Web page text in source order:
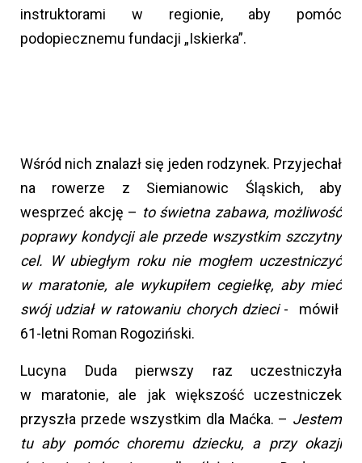
instruktorami w regionie, aby pomóc
podopiecznemu fundacji „Iskierka”.
Wśród nich znalazł się jeden rodzynek. Przyjechał
na rowerze z Siemianowic Śląskich, aby
wesprzeć akcję – to świetna zabawa, możliwość
poprawy kondycji ale przede wszystkim szczytny
cel. W ubiegłym roku nie mogłem uczestniczyć
w maratonie, ale wykupiłem cegiełkę, aby mieć
swój udział w ratowaniu chorych dzieci- mówił
61-letni Roman Rogoziński.
Lucyna Duda pierwszy raz uczestniczyła
w maratonie, ale jak większość uczestniczek
przyszła przede wszystkim dla Maćka. – Jestem
tu aby pomóc choremu dziecku, a przy okazji